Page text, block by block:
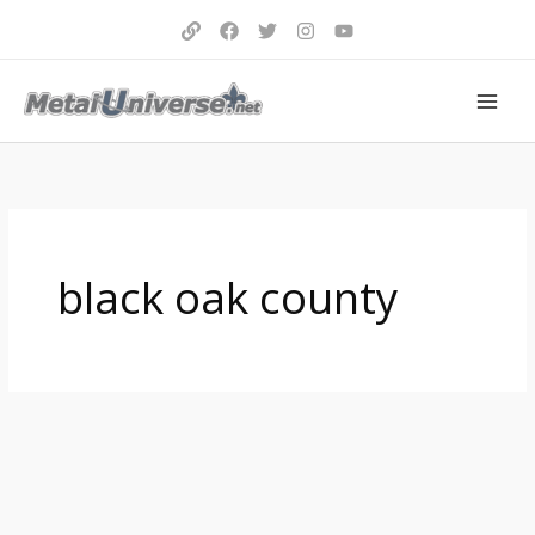
black oak county